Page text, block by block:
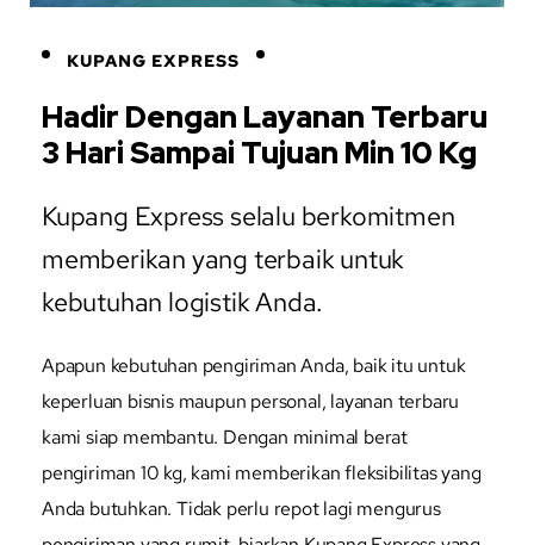
KUPANG EXPRESS
Hadir Dengan Layanan Terbaru
3 Hari Sampai Tujuan Min 10 Kg
Kupang Express selalu berkomitmen
memberikan yang terbaik untuk
kebutuhan logistik Anda.
Apapun kebutuhan pengiriman Anda, baik itu untuk
keperluan bisnis maupun personal, layanan terbaru
kami siap membantu. Dengan minimal berat
pengiriman 10 kg, kami memberikan fleksibilitas yang
Anda butuhkan. Tidak perlu repot lagi mengurus